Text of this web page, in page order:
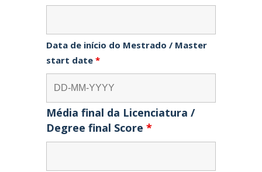
Data de início do Mestrado / Master
start date *
Média final da Licenciatura /
Degree final Score *